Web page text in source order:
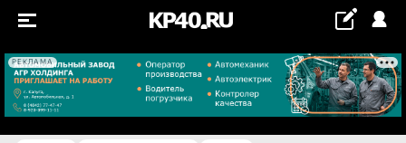
РЕКЛАМА
+29...+30 °С